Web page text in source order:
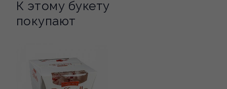
К этому букету
покупают